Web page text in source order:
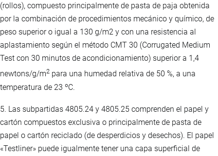
(rollos), compuesto principalmente de pasta de paja obtenida
por la combinación de procedimientos mecánico y químico, de
peso superior o igual a 130 g/m2 y con una resistencia al
aplastamiento según el método CMT 30 (Corrugated Medium
Test con 30 minutos de acondicionamiento) superior a 1,4
newtons/g/m2 para una humedad relativa de 50 %, a una
temperatura de 23 ºC.
5. Las subpartidas 4805.24 y 4805.25 comprenden el papel y
cartón compuestos exclusiva o principalmente de pasta de
papel o cartón reciclado (de desperdicios y desechos). El papel
«Testliner» puede igualmente tener una capa superficial de